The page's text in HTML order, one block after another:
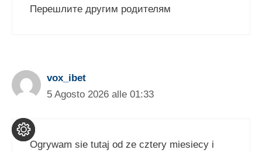
Перешлите другим родителям
vox_ibet
5 Agosto 2026 alle 01:33
Ogrywam sie tutaj od ze cztery miesiecy i